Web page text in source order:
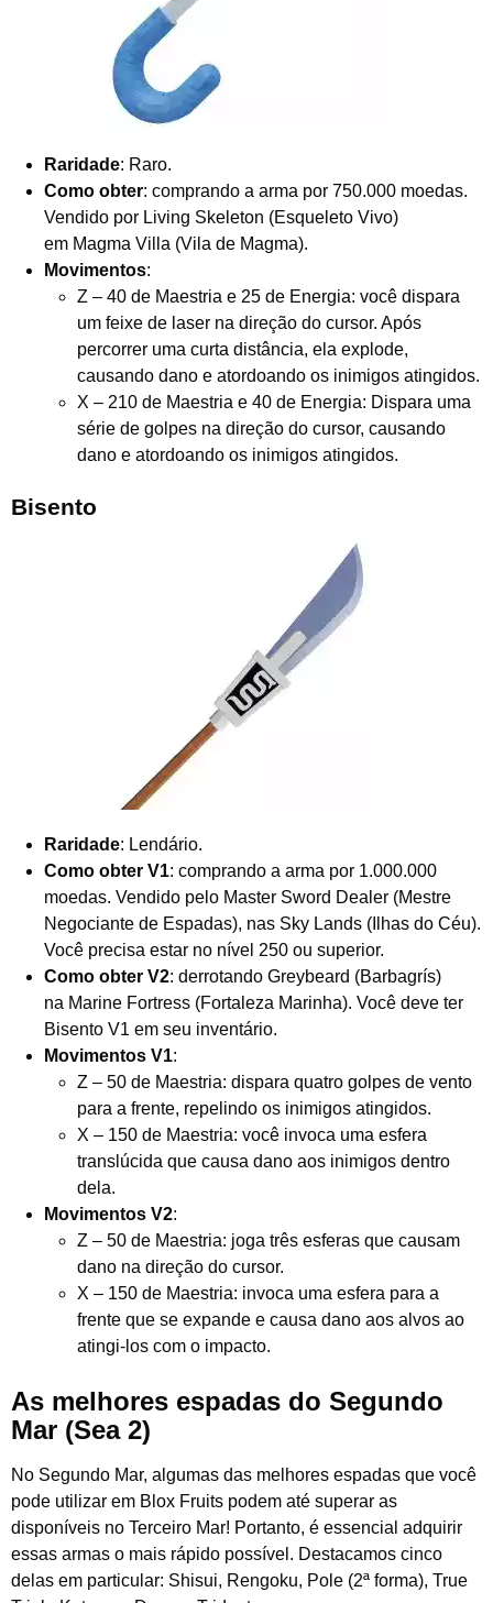
Raridade: Raro.
Como obter: comprando a arma por 750.000 moedas.
Vendido por Living Skeleton (Esqueleto Vivo)
em Magma Villa (Vila de Magma).
Movimentos:
Z – 40 de Maestria e 25 de Energia: você dispara
um feixe de laser na direção do cursor. Após
percorrer uma curta distância, ela explode,
causando dano e atordoando os inimigos atingidos.
X – 210 de Maestria e 40 de Energia: Dispara uma
série de golpes na direção do cursor, causando
dano e atordoando os inimigos atingidos.
Bisento
Raridade: Lendário.
Como obter V1: comprando a arma por 1.000.000
moedas. Vendido pelo Master Sword Dealer (Mestre
Negociante de Espadas), nas Sky Lands (Ilhas do Céu).
Você precisa estar no nível 250 ou superior.
Como obter V2: derrotando Greybeard (Barbagrís)
na Marine Fortress (Fortaleza Marinha). Você deve ter
Bisento V1 em seu inventário.
Movimentos V1:
Z – 50 de Maestria: dispara quatro golpes de vento
para a frente, repelindo os inimigos atingidos.
X – 150 de Maestria: você invoca uma esfera
translúcida que causa dano aos inimigos dentro
dela.
Movimentos V2:
Z – 50 de Maestria: joga três esferas que causam
dano na direção do cursor.
X – 150 de Maestria: invoca uma esfera para a
frente que se expande e causa dano aos alvos ao
atingi-los com o impacto.
As melhores espadas do Segundo
Mar (Sea 2)
No Segundo Mar, algumas das melhores espadas que você
pode utilizar em Blox Fruits podem até superar as
disponíveis no Terceiro Mar! Portanto, é essencial adquirir
essas armas o mais rápido possível. Destacamos cinco
delas em particular: Shisui, Rengoku, Pole (2ª forma), True